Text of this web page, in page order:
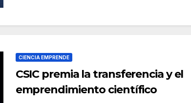
CIENCIA EMPRENDE
CSIC premia la transferencia y el
emprendimiento científico